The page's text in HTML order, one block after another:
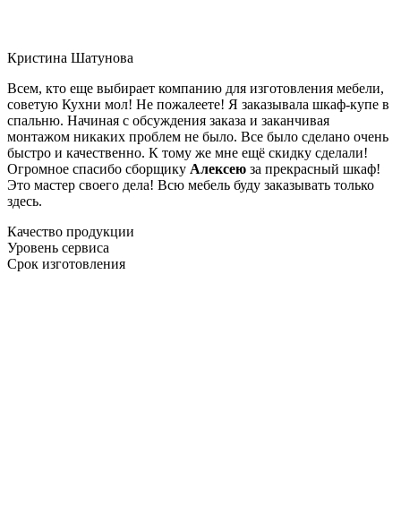
Кристина Шатунова
Всем, кто еще выбирает компанию для изготовления мебели,
советую Кухни мол! Не пожалеете! Я заказывала шкаф-купе в
спальню. Начиная с обсуждения заказа и заканчивая
монтажом никаких проблем не было. Все было сделано очень
быстро и качественно. К тому же мне ещё скидку сделали!
Огромное спасибо сборщику Алексею за прекрасный шкаф!
Это мастер своего дела! Всю мебель буду заказывать только
здесь.
Качество продукции
Уровень сервиса
Срок изготовления